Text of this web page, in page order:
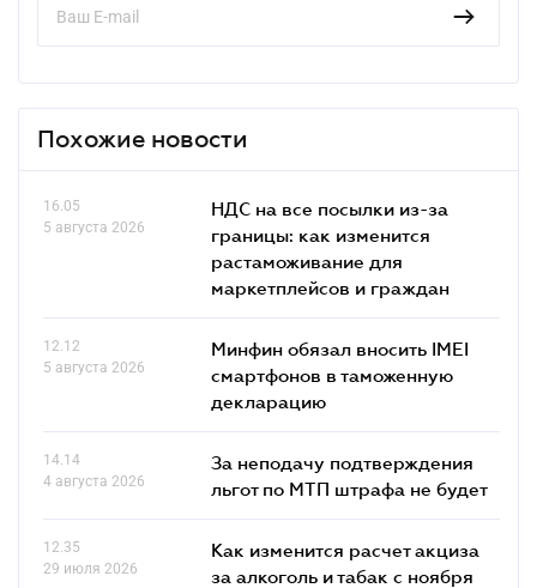
Похожие новости
16.05
5 августа 2026
НДС на все посылки из-за
границы: как изменится
растаможивание для
маркетплейсов и граждан
12.12
5 августа 2026
Минфин обязал вносить IMEI
смартфонов в таможенную
декларацию
14.14
4 августа 2026
За неподачу подтверждения
льгот по МТП штрафа не будет
12.35
29 июля 2026
Как изменится расчет акциза
за алкоголь и табак с ноября